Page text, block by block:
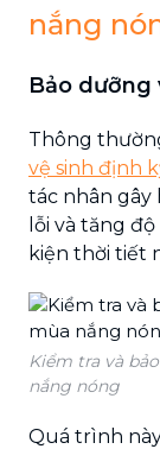
nắng
Bảo dưỡng
Thông
vệ sinh định
tác nhân gây
lỗi và tăng
kiện thời tiết
Kiểm tra và
nắng nóng
Quá trình